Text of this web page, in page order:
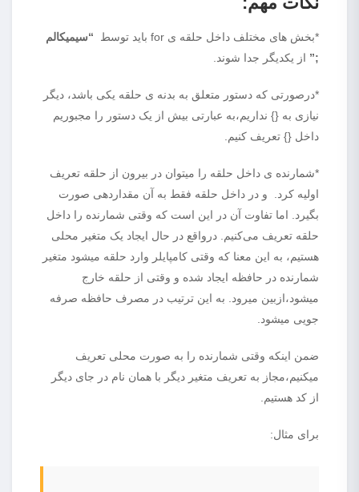
*بخش های مختلف داخل حلقه ی for باید توسط
“سیمیکالم
;” از یکدیگر جدا شوند.
*درصورتی که دستور متعلق به بدنه ی حلقه یکی باشد، دیگر
نیازی به {} نداریم،به عبارتی بیش از یک دستور را مجبوریم
داخل {} تعریف کنیم.
*شمارنده ی داخل حلقه را میتوان در بیرون از حلقه تعریف
اولیه کرد. و در داخل حلقه فقط به آن مقداردهی صورت
بگیرد. اما تفاوت آن در این است که وقتی شمارنده را داخل
حلقه تعریف می‌کنیم. درواقع در حال ایجاد یک متغیر محلی
هستیم، به این معنا که وقتی کامپایلر وارد حلقه میشود متغیر
شمارنده در حافظه ایجاد شده و وقتی از حلقه خارج
میشود،ازبین میرود. به این ترتیب در مصرف حافظه صرفه
جویی میشود.
ضمن اینکه وقتی شمارنده را به صورت محلی تعریف
میکنیم،مجاز به تعریف متغیر دیگر با همان نام در جای دیگر
از کد هستیم.
برای مثال: